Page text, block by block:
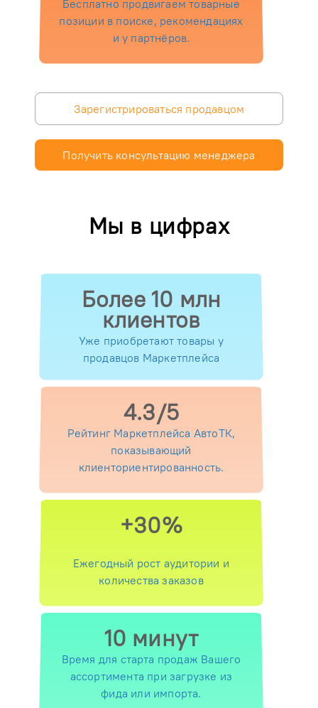
Бесплатно продвигаем товарные
позиции в поиске, рекомендациях
и у партнёров.
Зарегистрироваться продавцом
Получить консультацию менеджера
Мы в цифрах
Более 10 млн
клиентов
Уже приобретают товары у
продавцов Маркетплейса
4.3/5
Рейтинг Маркетплейса АвтоТК,
показывающий
клиенториентированность.
+30%
Ежегодный рост аудитории и
количества заказов
10 минут
Время для старта продаж Вашего
ассортимента при загрузке из
фида или импорта.